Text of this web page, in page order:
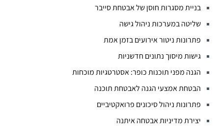
בניית מסגרות חוסן של אבטחת סייבר
שליטה במערכות ניהול גישה
פתרונות ניטור אירועים בזמן אמת
גישות מיסוך נתונים חדשניות
הגנה מפני תוכנות כופר: אסטרטגיות מוכחות
הבטחת אמצעי הגנה לאבטחת תוכנה
פתרונות ניהול סיכונים פרואקטיביים
יצירת מדיניות אבטחה איתנה